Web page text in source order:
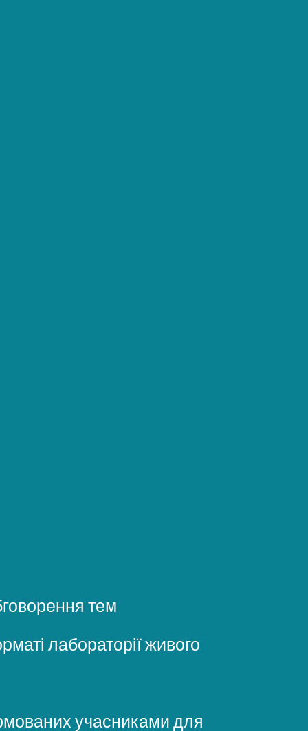
тем
лабораторії живого
учасниками для